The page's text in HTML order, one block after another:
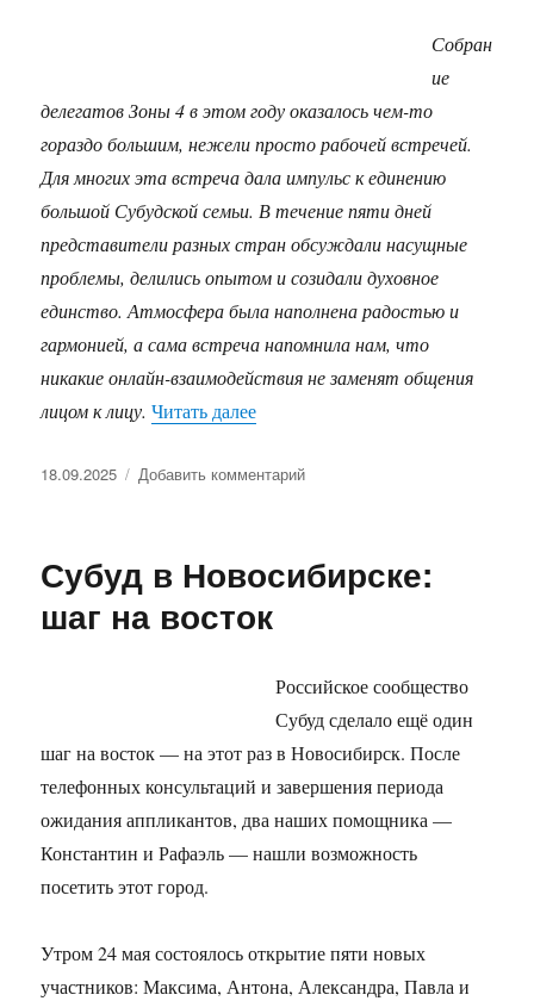
Собран
ие
делегатов Зоны 4 в этом году оказалось чем-то
гораздо большим, нежели просто рабочей встречей.
Для многих эта встреча дала импульс к единению
большой Субудской семьи. В течение пяти дней
представители разных стран обсуждали насущные
проблемы, делились опытом и созидали духовное
единство. Атмосфера была наполнена радостью и
гармонией, а сама встреча напомнила нам, что
никакие онлайн-взаимодействия не заменят общения
лицом к лицу. Читать далее«Встреча 4 Зоны Субуда 2025 в
Опубликовано
18.09.2025 Добавить комментарийк
Зоны
Субуда
Хьюбингене
Субуд в Новосибирске:
шаг на восток
Российское сообщество
Субуд сделало ещё один
шаг на восток — на этот раз в Новосибирск. После
телефонных консультаций и завершения периода
ожидания аппликантов, два наших помощника —
Константин и Рафаэль — нашли возможность
посетить этот город.
Утром 24 мая состоялось открытие пяти новых
участников: Максима, Антона, Александра, Павла и